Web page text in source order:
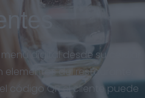
digital desde su celular
del restaurante.
código QR el cliente puede